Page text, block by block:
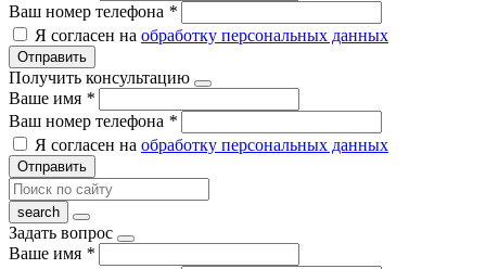
Ваш номер телефона *
Я согласен на обработку персональных данных
Отправить
Получить консультацию
Ваше имя *
Ваш номер телефона *
Я согласен на обработку персональных данных
Отправить
Задать вопрос
Ваше имя *